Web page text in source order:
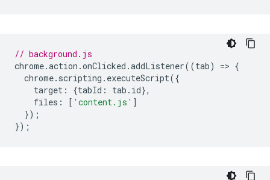
// background.js
chrome.action .onClicked .addListener((tab) => {
chrome. scripting . executeScript({
target : {tabId : tab . id},
files : [ 'content.js' ]
});
});